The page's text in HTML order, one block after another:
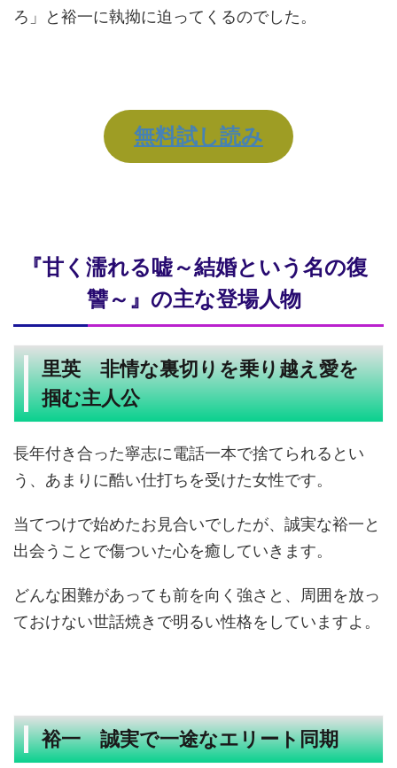
ろ」と裕一に執拗に迫ってくるのでした。
無料試し読み
『甘く濡れる嘘～結婚という名の復
讐～』の主な登場人物
里英 非情な裏切りを乗り越え愛を
掴む主人公
長年付き合った寧志に電話一本で捨てられるとい
う、あまりに酷い仕打ちを受けた女性です。
当てつけで始めたお見合いでしたが、誠実な裕一と
出会うことで傷ついた心を癒していきます。
どんな困難があっても前を向く強さと、周囲を放っ
ておけない世話焼きで明るい性格をしていますよ。
裕一 誠実で一途なエリート同期